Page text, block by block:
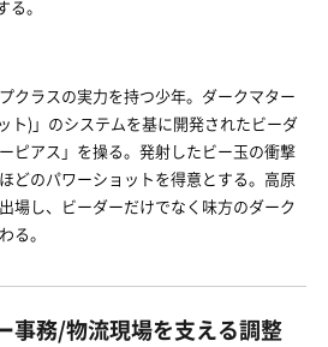
。
クラスの実力を持つ少年。ダークマター
ト)」のシステムを基に開発されたビーダ
ピアス」を操る。発射したビー玉の衝撃
どのパワーショットを得意とする。高原
場し、ビーダーだけでなく味方のダーク
る。
事務/物流現場を支える調整